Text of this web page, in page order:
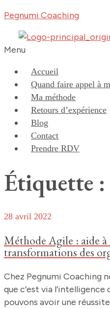
Pegnumi Coaching
Menu
Accueil
Quand faire appel à
Ma méthode
Retours d’expérience
Blog
Contact
Prendre RDV
Étiquette
28 avril 2022
Méthode Agile : aide à
transformations des
Chez Pegnumi Coaching
que c’est via
pouvons avoir une